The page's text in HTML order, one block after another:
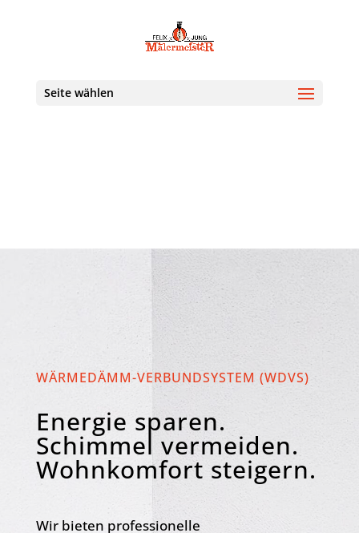
Seite wählen
WÄRMEDÄMM-VERBUNDSYSTEM (WDVS)
Energie sparen.
Schimmel vermeiden.
Wohnkomfort steigern.
Wir bieten professionelle